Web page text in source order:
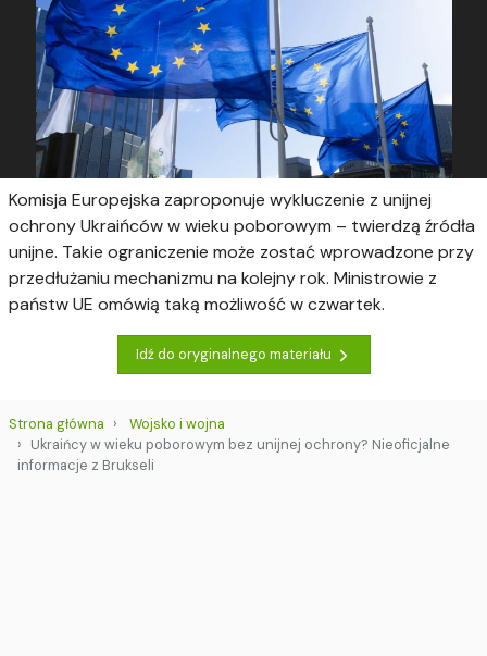
Komisja Europejska zaproponuje wykluczenie z unijnej
ochrony Ukraińców w wieku poborowym – twierdzą źródła
unijne. Takie ograniczenie może zostać wprowadzone przy
przedłużaniu mechanizmu na kolejny rok. Ministrowie z
państw UE omówią taką możliwość w czwartek.
Idź do oryginalnego materiału
Strona główna
Wojsko i wojna
Ukraińcy w wieku poborowym bez unijnej ochrony? Nieoficjalne
informacje z Brukseli